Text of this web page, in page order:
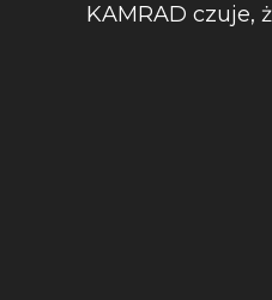
KAMRAD czuje,